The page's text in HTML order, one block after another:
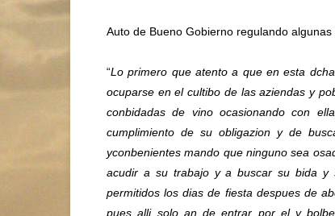
Auto de Bueno Gobierno regulando algunas
“Lo primero que atento a que en esta
ocuparse en el cultibo de las aziendas y
conbidadas de vino ocasionando con
cumplimiento de su obligazion y de
yconbenientes mando que ninguno sea
acudir a su trabajo y a buscar su bida y
permitidos los dias de fiesta despues de
pues alli solo an de entrar por el y